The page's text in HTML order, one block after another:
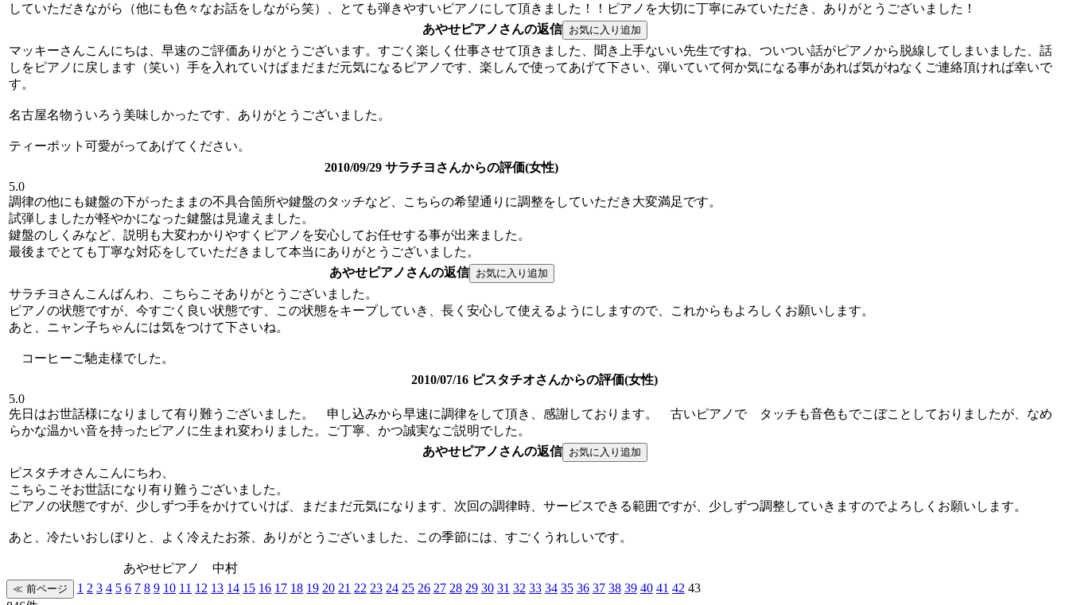
していただきながら（他にも色々なお話をしながら笑）、とても弾きやすいピアノにして頂きました！！ピアノを大切に丁寧にみていただき、ありがとうございました！
あやせピアノさんの返信
マッキーさんこんにちは、早速のご評価ありがとうございます。すごく楽しく仕事させて頂きました、聞き上手ないい先生ですね、ついつい話がピアノから脱線してしまいました、話
しをピアノに戻します（笑い）手を入れていけばまだまだ元気になるピアノです、楽しんで使ってあげて下さい、弾いていて何か気になる事があれば気がねなくご連絡頂ければ幸いで
す。
名古屋名物ういろう美味しかったです、ありがとうございました。
ティーポット可愛がってあげてください。
2010/09/29 サラチヨさんからの評価(女性)
5.0
調律の他にも鍵盤の下がったままの不具合箇所や鍵盤のタッチなど、こちらの希望通りに調整をしていただき大変満足です。
試弾しましたが軽やかになった鍵盤は見違えました。
鍵盤のしくみなど、説明も大変わかりやすくピアノを安心してお任せする事が出来ました。
最後までとても丁寧な対応をしていただきまして本当にありがとうございました。
あやせピアノさんの返信
サラチヨさんこんばんわ、こちらこそありがとうございました。
ピアノの状態ですが、今すごく良い状態です、この状態をキープしていき、長く安心して使えるようにしますので、これからもよろしくお願いします。
あと、ニャン子ちゃんには気をつけて下さいね。
コーヒーご馳走様でした。
2010/07/16 ピスタチオさんからの評価(女性)
5.0
先日はお世話様になりまして有り難うございました。 申し込みから早速に調律をして頂き、感謝しております。 古いピアノで タッチも音色もでこぼことしておりましたが、なめ
らかな温かい音を持ったピアノに生まれ変わりました。ご丁寧、かつ誠実なご説明でした。
あやせピアノさんの返信
ピスタチオさんこんにちわ、
こちらこそお世話になり有り難うございました。
ピアノの状態ですが、少しずつ手をかけていけば、まだまだ元気になります、次回の調律時、サービスできる範囲ですが、少しずつ調整していきますのでよろしくお願いします。
あと、冷たいおしぼりと、よく冷えたお茶、ありがとうございました、この季節には、すごくうれしいです。
あやせピアノ 中村
1 2 3 4 5 6 7 8 9 10 11 12 13 14 15 16 17 18 19 20 21 22 23 24 25 26 27 28 29 30 31 32 33 34 35 36 37 38 39 40 41 42 43